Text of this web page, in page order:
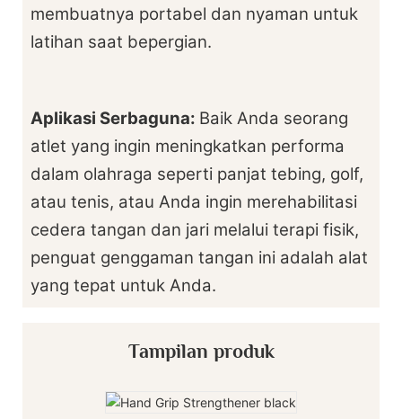
membuatnya portabel dan nyaman untuk
latihan saat bepergian.
Aplikasi Serbaguna: Baik Anda seorang
atlet yang ingin meningkatkan performa
dalam olahraga seperti panjat tebing, golf,
atau tenis, atau Anda ingin merehabilitasi
cedera tangan dan jari melalui terapi fisik,
penguat genggaman tangan ini adalah alat
yang tepat untuk Anda.
Tampilan produk